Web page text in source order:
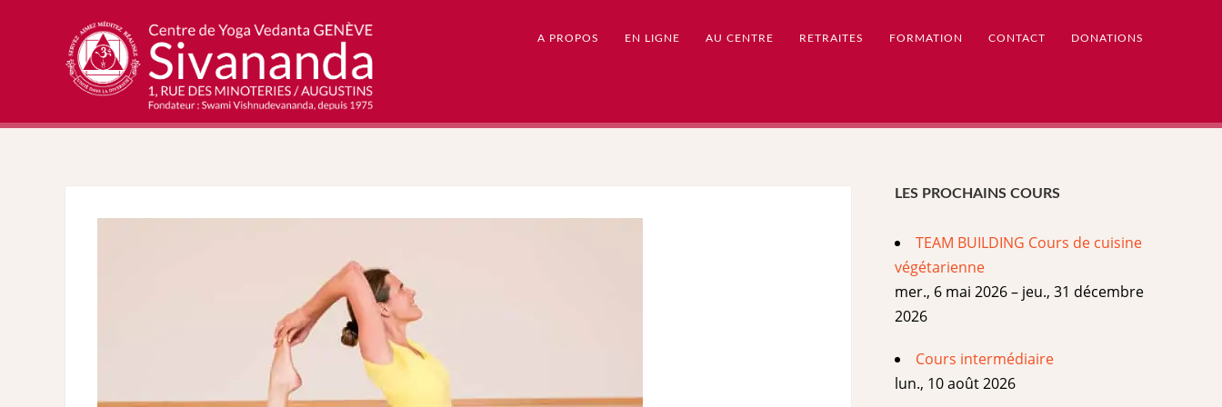
A PROPOS EN LIGNE AU CENTRE RETRAITES FORMATION CONTACT DONATIONS
LES PROCHAINS COURS
TEAM BUILDING Cours de cuisine
végétarienne
mer., 6 mai 2026 – jeu., 31 décembre
2026
Cours intermédiaire
lun., 10 août 2026